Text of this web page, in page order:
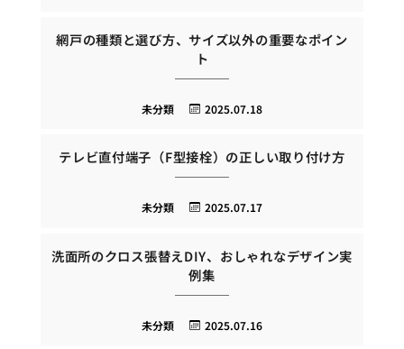
網戸の種類と選び方、サイズ以外の重要なポイン
ト
2025.07.18
未分類
テレビ直付端子（F型接栓）の正しい取り付け方
2025.07.17
未分類
洗面所のクロス張替えDIY、おしゃれなデザイン実
例集
2025.07.16
未分類